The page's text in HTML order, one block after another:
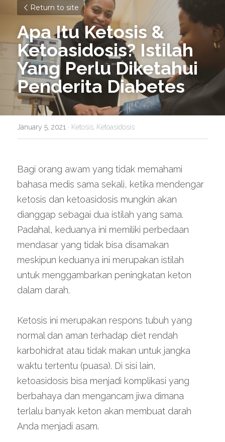
Return to site
Apa Itu Ketosis &
Ketoasidosis? Istilah
Yang Perlu Diketahui
Penderita Diabetes
January 5, 2021 · Ketosis, Ketoasidosis
Bagi orang awam yang tidak memahami
bahasa medis sama sekali, ketika mendengar
ketosis dan ketoasidosis mungkin akan
dianggap sebagai dua istilah yang sama.
Padahal, keduanya ini memiliki perbedaan
mendasar yang tidak bisa disamakan
meskipun keduanya ini merupakan istilah
untuk menggambarkan peningkatan keton
dalam darah.
Ketosis ini merupakan respons tubuh yang
normal dan aman terhadap diet rendah
karbohidrat atau tidak makan untuk jangka
waktu tertentu (puasa). Di sisi lain,
ketoasidosis bisa menjadi komplikasi yang
berbahaya dan mengancam jiwa dimana
terlalu banyak keton akan membuat darah
Anda menjadi asam.